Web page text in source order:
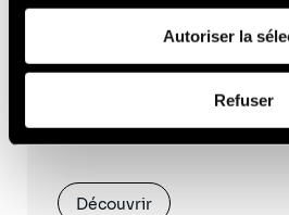
fournies ou qu'ils ont collectées
de leurs services (cookies tiers).
vous pouvez nous contacter et
personnel.
Autoriser la
Refuser
L'IA irrigue la transformation
l'optimisation des infrastructures.
Découvrir